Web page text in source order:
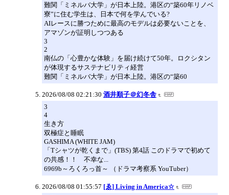
難関「ミネルバ大学」が日本上陸。港区の“築60年リノベ
寮”に住む学生は、日本で何を学んでいる?
AIレースに勝つために最高のモデルは必要ないことを、
アマゾンが証明しつつある
3
2
南仏の「心豊かな体験」を届け続けて50年。ロクシタン
が体現するサステナビリティ経営
難関「ミネルバ大学」が日本上陸。港区の“築60
2026/08/08 02:21:30 酒井順子＠幻冬舎
3
4
生き方
双極症と睡眠
GASHIMA (WHITE JAM)
「Tシャツが乾くまで」(TBS) 第4話 このドラマで初めて
の共感！！ 不幸な...
6969b～ろくろっ首～ （ドラマ考察系 YouTuber）
2026/08/08 01:55:57 [ゑ] Living in America☆